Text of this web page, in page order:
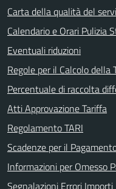
Carta della qualità del
Calendario e Orari Pulizia
Eventuali riduzioni
Regole per il Calcolo della
Percentuale di raccolta
Atti Approvazione Tariffa
Regolamento TARI
Scadenze per il
Informazioni per Omesso
Segnalazioni Errori Importi